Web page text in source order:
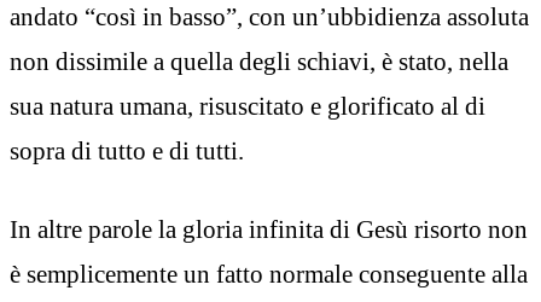
andato “così in basso”, con un’ubbidienza assoluta
non dissimile a quella degli schiavi, è stato, nella
sua natura umana, risuscitato e glorificato al di
sopra di tutto e di tutti.
In altre parole la gloria infinita di Gesù risorto non
è semplicemente un fatto normale conseguente alla